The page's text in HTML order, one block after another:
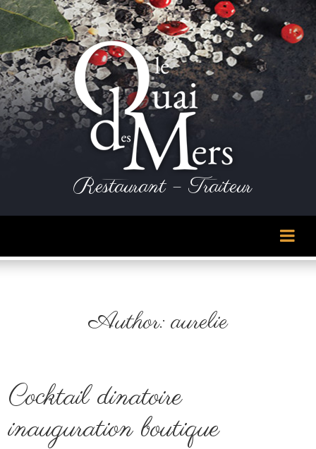
Restaurant – Traiteur
Author:aurelie
Cocktail dinatoire
inauguration boutique
Panneau de gestion des cookies